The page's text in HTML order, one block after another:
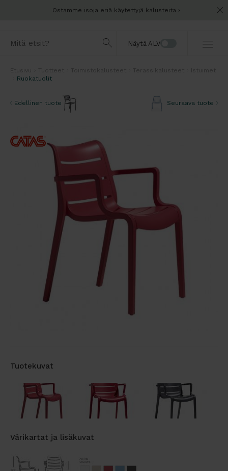
Ostamme isoja eriä käytettyjä kalusteita
Näytä ALV
Ruokatuolit
Edellinen tuote Seuraava tuote
Tuotekuvat
Värikartat ja lisäkuvat